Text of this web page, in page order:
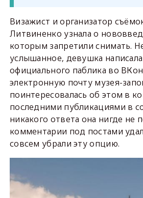
Визажист и организатор
Литвиненко узнала о
которым запретили снимать.
услышанное, девушка
официального паблика во
электронную почту музея-
поинтересовалась об этом в
последними публикациями в
никакого ответа она нигде не
комментарии под постами
совсем убрали эту опцию.